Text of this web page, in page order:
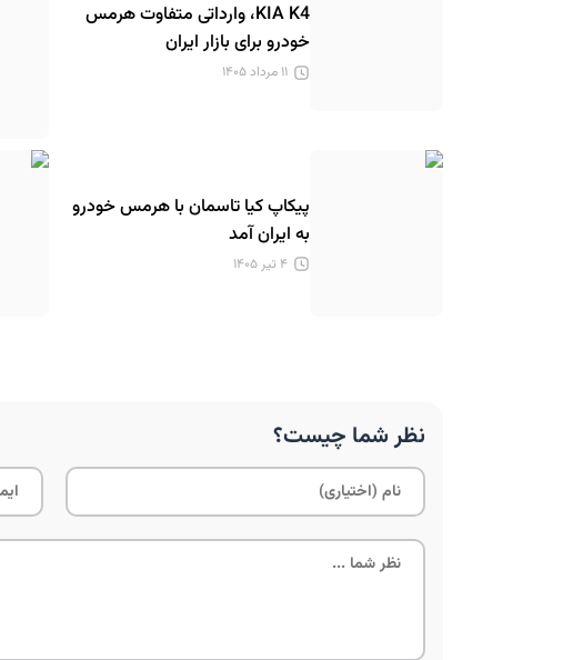
KIA K4، وارداتی متفاوت هرمس
خودرو برای بازار ایران
۱۱ مرداد ۱۴۰۵
پیکاپ کیا تاسمان با هرمس خودرو
به ایران آمد
۴ تیر ۱۴۰۵
نظر شما چیست؟